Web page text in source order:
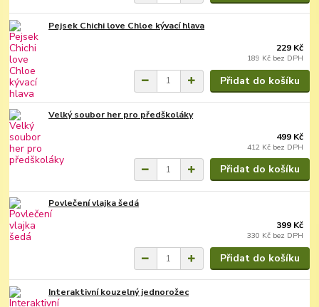
Pejsek Chichi love Chloe kývací hlava
229 Kč
189 Kč bez DPH
Přidat do košíku
Velký soubor her pro předškoláky
499 Kč
412 Kč bez DPH
Přidat do košíku
Povlečení vlajka šedá
399 Kč
330 Kč bez DPH
Přidat do košíku
Interaktivní kouzelný jednorožec